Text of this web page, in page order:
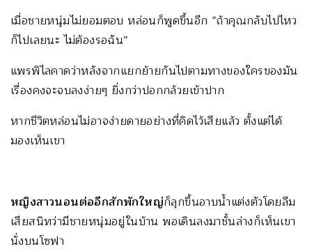
เมื่อชายหนุ่มไม่ยอมตอบ หล่อนก็พูดขึ้นอีก “ถ้าคุณกลับไปไหว
ก็ไปเลยนะ ไม่ต้องรอฉัน”
แพรพิไลคาดว่าหลังจากแยกย้ายกันไปตามทางของใครของมัน
เรื่องคงจะจบลงง่ายๆ ยิ่งกว่าปอกกล้วยเข้าปาก
หากชีวิตหล่อนไม่อาจง่ายดายอย่างที่คิดไว้เสียแล้ว ตั้งแต่ได้
มองเห็นเขา
หญิงสาวนอนต่ออีกสักพักใหญ่ก็ลุกขึ้นอาบน้ำแต่งตัวโดยลืม
เสียสนิทว่ามีชายหนุ่มอยู่ในบ้าน พอเดินลงมาชั้นล่างก็เห็นเขา
นั่งบนโซฟา